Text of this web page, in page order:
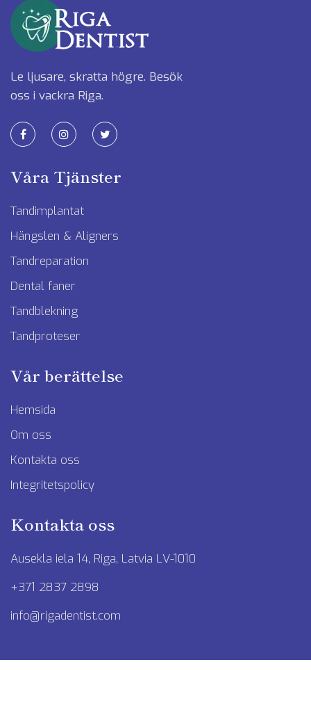
Le ljusare, skratta högre. Besök
oss i vackra Riga.
Våra Tjänster
Tandimplantat
Hängslen & Aligners
Tandreparation
Dental faner
Tandblekning
Tandproteser
Vår berättelse
Hemsida
Om oss
Kontakta oss
Integritetspolicy
Kontakta oss
Ausekla iela 14, Riga, Latvia LV-1010
+371 2837 2898
info@rigadentist.com